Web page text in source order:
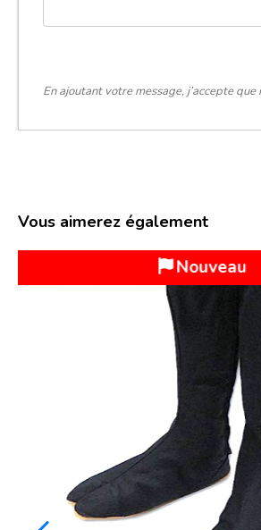
En ajoutant votre message, j’accepte
Vous aimerez également
Nouveau